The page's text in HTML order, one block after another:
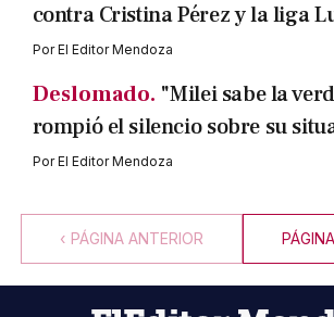
contra Cristina Pérez y la liga
PorEl Editor Mendoza
Deslomado. "Milei sabe la
rompió el silencio sobre su
PorEl Editor Mendoza
‹ PÁGINA ANTERIOR